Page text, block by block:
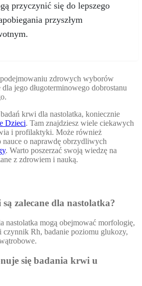
przyczynić się do lepszego
przyszłym
zdrowych wyborów
jego długoterminowego dobrostanu
krwi dla nastolatka, koniecznie
Dzieci. Tam znajdziesz wiele ciekawych
i profilaktyki. Może również
nauce o naprawdę obrzydliwych
. Warto poszerzać swoją wiedzę na
z zdrowiem i nauką.
zalecane dla nastolatka?
nastolatka mogą obejmować morfologię,
Rh, badanie poziomu glukozy,
się badania krwi u